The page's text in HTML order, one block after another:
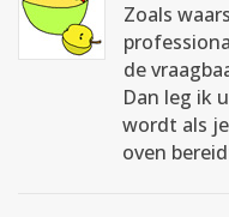
Zoals
de
Dan leg ik
wordt als
oven